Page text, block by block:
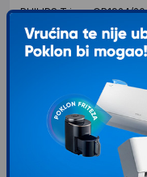
PHILIPS Trimer QP1924/20
Karakteristike Sistem za brijanje
Tehnologija pra ćenja kontura
4.799 00RSD